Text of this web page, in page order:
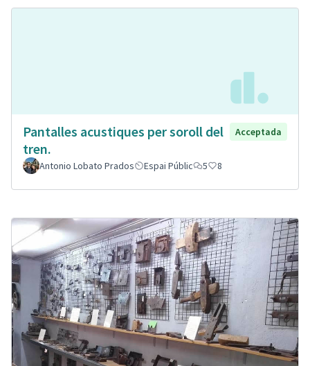
Pantalles acustiques per soroll del
tren.
Acceptada
Antonio Lobato Prados Espai Públic 5 8